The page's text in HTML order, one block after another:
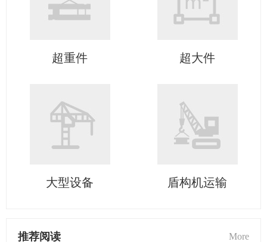
超重件 超大件
大型设备 盾构机运输
推荐阅读 More